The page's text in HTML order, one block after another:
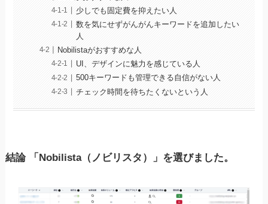
少しでも固定費を抑えたい人
数を気にせずがんがんキーワードを追加したい
人
Nobilistaがおすすめな人
UI、デザインに魅力を感じている人
500キーワードも管理できる自信がない人
チェック時間を待ちたくないという人
結論 「Nobilista（ノビリスタ）」を選びました。